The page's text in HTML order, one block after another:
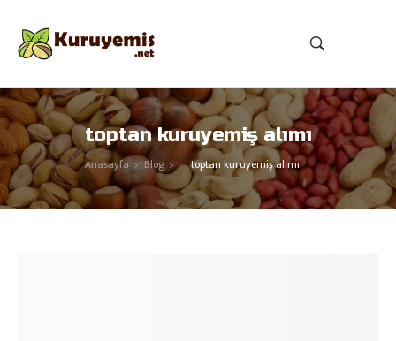
toptan kuruyemiş alımı
Anasayfa > Blog > toptan kuruyemiş alımı